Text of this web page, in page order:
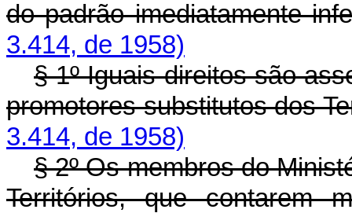
do padrão imediatamente
3.414, de 1958)
§ 1º Iguais direitos são
promotores substitutos dos
3.414, de 1958)
§ 2º Os membros do
Territórios, que contarem